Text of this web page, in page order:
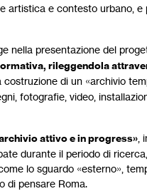
artistica e contesto urbano,
nella presentazione del
rileggendola
costruzione di un «archivio
fotografie, video,
attivo e in progress»
durante il periodo di
lo sguardo «esterno»,
di pensare Roma.